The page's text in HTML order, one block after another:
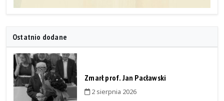
Ostatnio dodane
Zmarł prof. Jan Pacławski
2 sierpnia 2026